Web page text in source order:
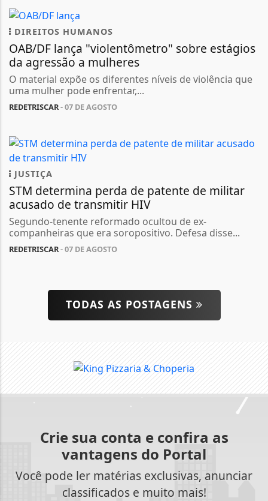
DIREITOS HUMANOS
OAB/DF lança "violentômetro" sobre estágios
da agressão a mulheres
O material expõe os diferentes níveis de violência que
uma mulher pode enfrentar,...
REDETRISCAR- 07 DE AGOSTO
JUSTIÇA
STM determina perda de patente de militar
acusado de transmitir HIV
Segundo-tenente reformado ocultou de ex-
companheiras que era soropositivo. Defesa disse...
REDETRISCAR- 07 DE AGOSTO
TODAS AS POSTAGENS
Crie sua conta e confira as
vantagens do Portal
Você pode ler matérias exclusivas, anunciar
classificados e muito mais!